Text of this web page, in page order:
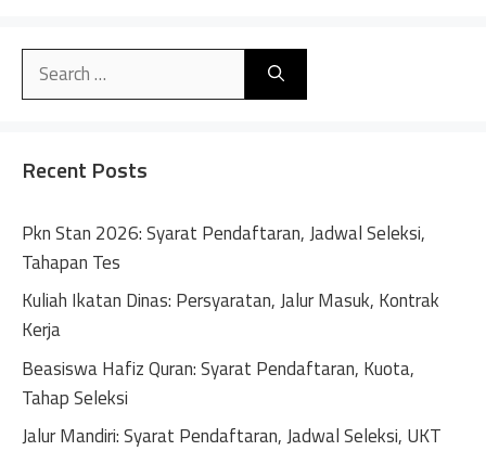
e
a
i
v
e
:
Search
Recent Posts
Pkn Stan 2026: Syarat Pendaftaran, Jadwal Seleksi,
Tahapan Tes
Kuliah Ikatan Dinas: Persyaratan, Jalur Masuk, Kontrak
Kerja
Beasiswa Hafiz Quran: Syarat Pendaftaran, Kuota,
Tahap Seleksi
Jalur Mandiri: Syarat Pendaftaran, Jadwal Seleksi, UKT